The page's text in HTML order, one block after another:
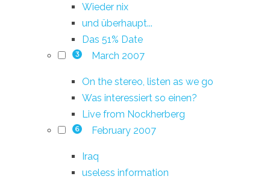
Wieder nix
und überhaupt...
Das 51% Date
3 March 2007
On the stereo, listen as we go
Was interessiert so einen?
Live from Nockherberg
6 February 2007
Iraq
useless information